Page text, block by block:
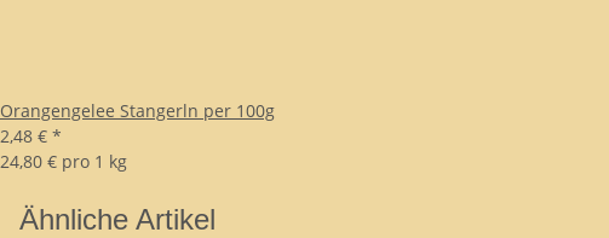
Orangengelee Stangerln per 100g
2,48 € *
24,80 € pro 1 kg
Ähnliche Artikel